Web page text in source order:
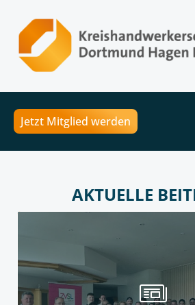
Jetzt Mitglied werden
AKTUELLE